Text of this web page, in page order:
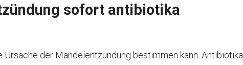
sofort antibiotika
der Mandelentzündung bestimmen kann. Antibiotika